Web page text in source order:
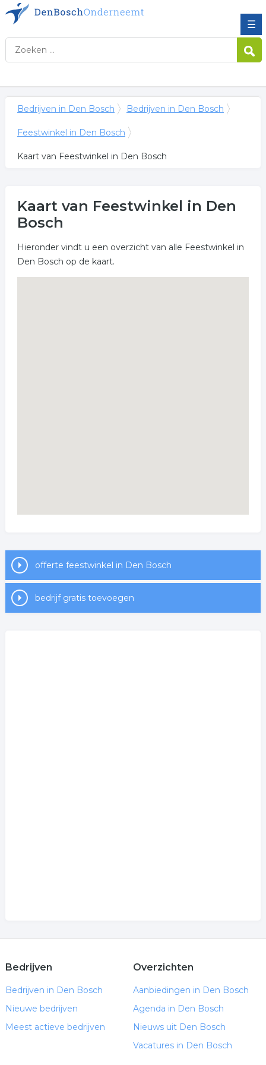
☰
Bedrijven in Den Bosch Bedrijven in Den Bosch
Feestwinkel in Den Bosch
Kaart van Feestwinkel in Den Bosch
Kaart van Feestwinkel in Den
Bosch
Hieronder vindt u een overzicht van alle Feestwinkel in
Den Bosch op de kaart.
offerte feestwinkel in Den Bosch
bedrijf gratis toevoegen
Bedrijven
Bedrijven in Den Bosch
Nieuwe bedrijven
Meest actieve bedrijven
Overzichten
Aanbiedingen in Den Bosch
Agenda in Den Bosch
Nieuws uit Den Bosch
Vacatures in Den Bosch